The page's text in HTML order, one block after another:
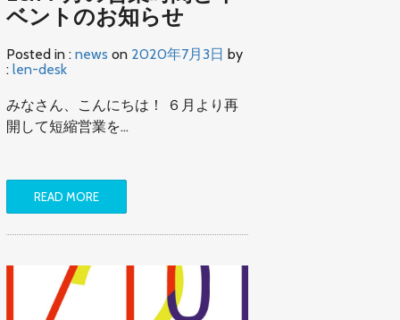
ベントのお知らせ
Posted in : news on 2020年7月3日 by
: len-desk
みなさん、こんにちは！ ６月より再
開して短縮営業を…
READ MORE